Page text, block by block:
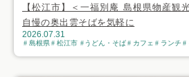
【松江市】＜一福別庵 島根県物産観
自慢の奥出雲そばを気軽に
2026.07.31
島根県 松江市 うどん・そば カフェ ランチ